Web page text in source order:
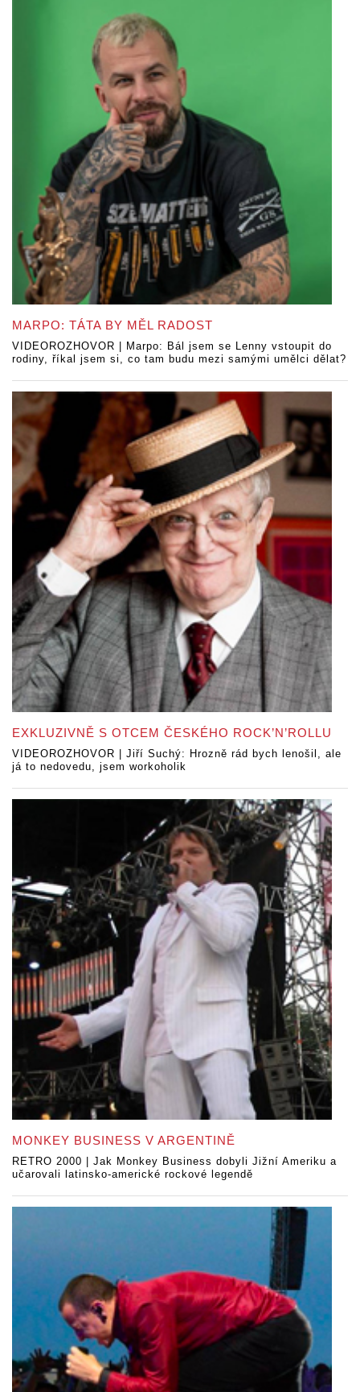
MARPO: TÁTA BY MĚL RADOST
VIDEOROZHOVOR | Marpo: Bál jsem se Lenny vstoupit do
rodiny, říkal jsem si, co tam budu mezi samými umělci dělat?
EXKLUZIVNĚ S OTCEM ČESKÉHO ROCK’N’ROLLU
VIDEOROZHOVOR | Jiří Suchý: Hrozně rád bych lenošil, ale
já to nedovedu, jsem workoholik
MONKEY BUSINESS V ARGENTINĚ
RETRO 2000 | Jak Monkey Business dobyli Jižní Ameriku a
učarovali latinsko-americké rockové legendě